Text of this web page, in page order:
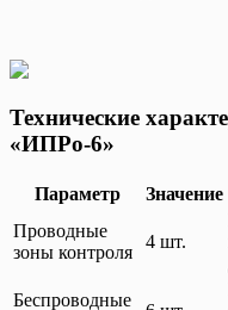
Технические
«ИПРо-6»
Параметр Значение
Проводные
зоны контроля
4 шт.
Беспроводные